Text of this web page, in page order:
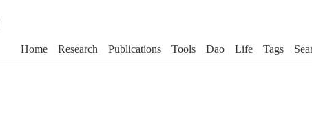
Home Research Publications Tools Dao Life Tags